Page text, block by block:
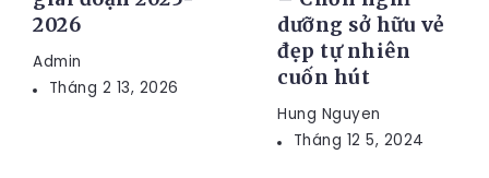
2026
Admin
Tháng 2 13, 2026
dưỡng sở hữu vẻ
đẹp tự nhiên
cuốn hút
Hung Nguyen
Tháng 12 5, 2024